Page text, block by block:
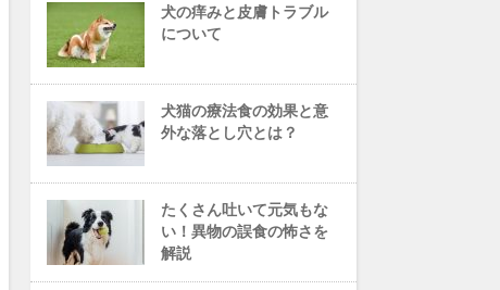
犬の痒みと皮膚トラブル
について
犬猫の療法食の効果と意
外な落とし穴とは？
たくさん吐いて元気もな
い！異物の誤食の怖さを
解説